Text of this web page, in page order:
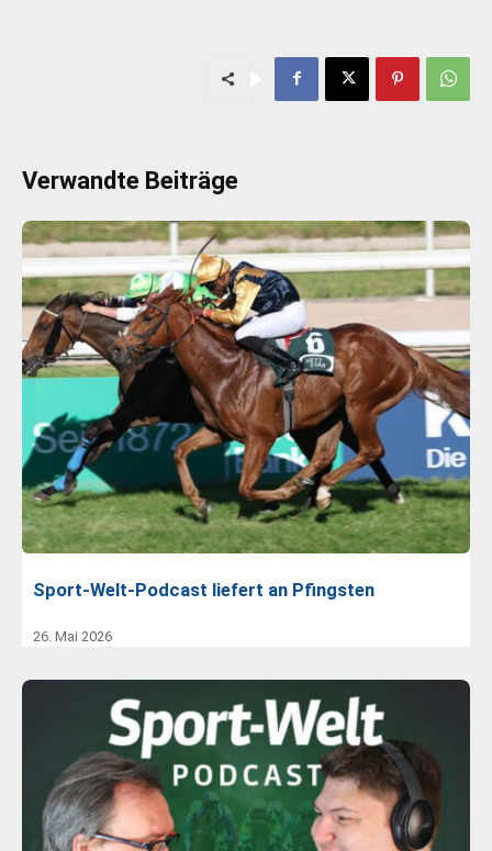
Verwandte Beiträge
Sport-Welt-Podcast liefert an Pfingsten
26. Mai 2026